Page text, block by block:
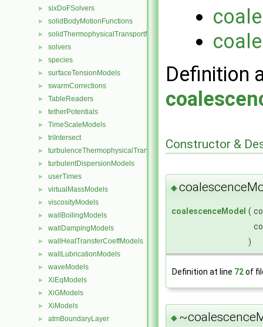
► sixDoFSolvers
► solidBodyMotionFunctions
► solidThermophysicalTransportModels
► solvers
► species
► surfaceTensionModels
► swarmCorrections
► TableReaders
► tetherPotentials
► TimeScaleModels
► triIntersect
► turbulenceThermophysicalTransportModels
► turbulentDispersionModels
► userTimes
► virtualMassModels
► viscosityModels
► wallBoilingModels
► wallDampingModels
► wallHeatTransferCoeffModels
► wallLubricationModels
► waveModels
► XiEqModels
► XiGModels
► XiModels
► atmBoundaryLayer
Definition
Constructor &
◆
coalescenceModel (
)
Definition at line 72of
◆